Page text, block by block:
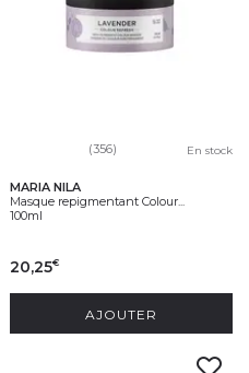
(356) En stock
MARIA NILA
Masque repigmentant Colour...
100ml
20,25€
AJOUTER